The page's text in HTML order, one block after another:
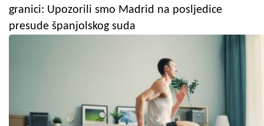
granici: Upozorili smo Madrid na posljedice
presude španjolskog suda